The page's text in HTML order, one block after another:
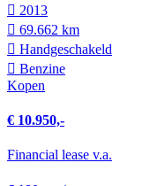
2013
69.662 km
Hand­geschakeld
Benzine
Kopen
€ 10.950,-
Financial lease v.a.